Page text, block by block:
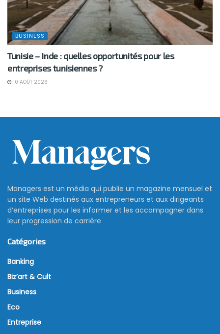
BUSINESS
Tunisie – Inde : quelles opportunités pour les
entreprises tunisiennes ?
10 AOÛT 2026
Managers est un média qui publie un magazine mensuel et
un site Web destinés aux entrepreneurs et aux dirigeants
d’entreprises pour les informer et les accompagner dans
leur progression de carrière
Catégories
Banking
Biz’art & Cult
Business
Eco
Entreprise